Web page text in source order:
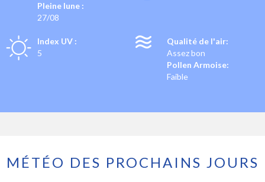
Pleine lune :
27/08
Index UV :
5
Qualité de l'air:
Assez bon
Pollen Armoise:
Faible
MÉTÉO DES PROCHAINS JOURS